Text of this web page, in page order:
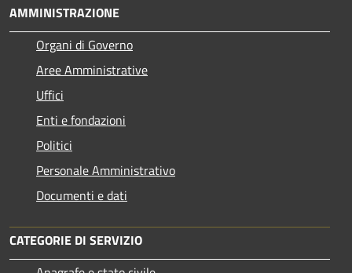
AMMINISTRAZIONE
Organi di Governo
Aree Amministrative
Uffici
Enti e fondazioni
Politici
Personale Amministrativo
Documenti e dati
CATEGORIE DI SERVIZIO